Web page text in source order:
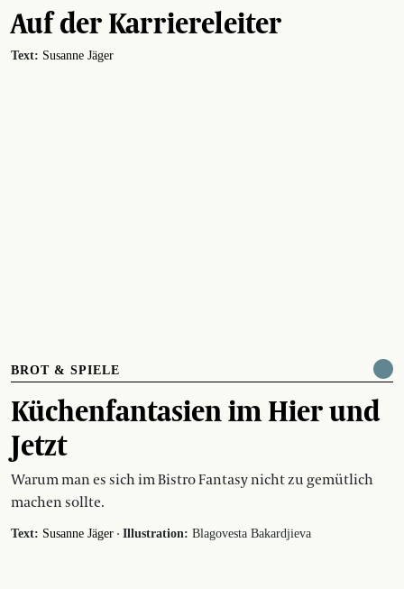
Auf der Karriereleiter
Text: Susanne Jäger
BROT & SPIELE
Küchenfantasien im Hier und
Jetzt
Warum man es sich im Bistro Fantasy nicht zu gemütlich
machen sollte.
Text: Susanne Jäger · Illustration: Blagovesta Bakardjieva